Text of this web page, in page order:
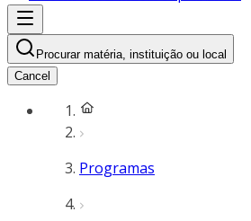
Procurar matéria, instituição ou local
Cancel
Programas